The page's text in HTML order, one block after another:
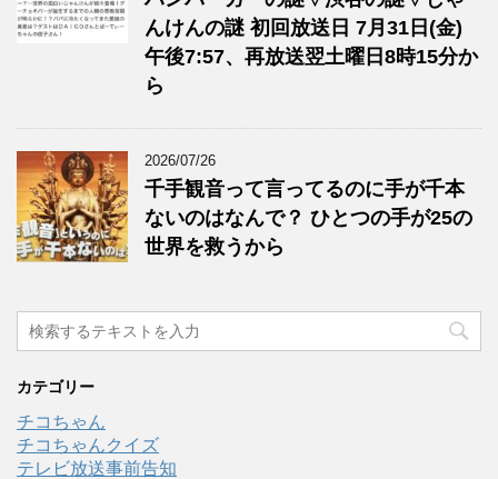
んけんの謎 初回放送日 7月31日(金)
午後7:57、再放送翌土曜日8時15分か
ら
2026/07/26
千手観音って言ってるのに手が千本
ないのはなんで？ ひとつの手が25の
世界を救うから
カテゴリー
チコちゃん
チコちゃんクイズ
テレビ放送事前告知